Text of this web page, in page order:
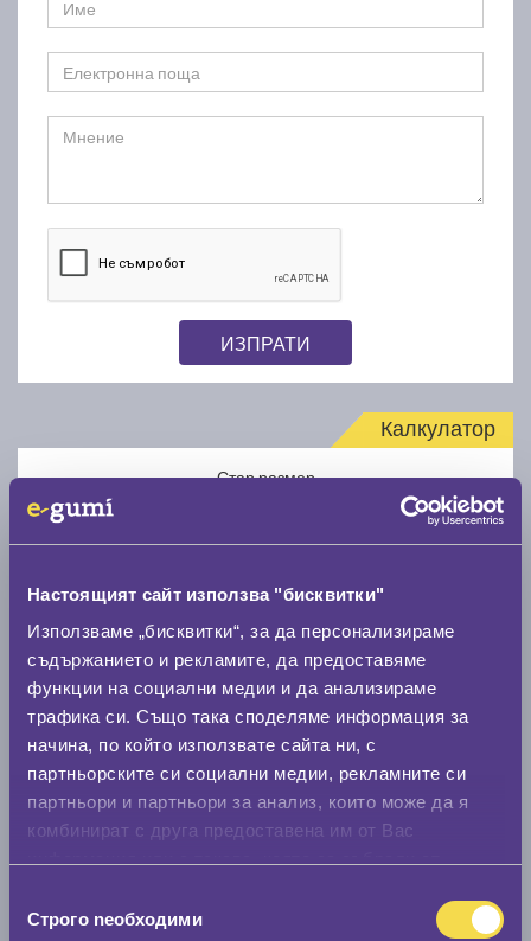
Настоящият сайт използва "бисквитки"
Използваме „бисквитки“, за да персонализираме
съдържанието и рекламите, да предоставяме
функции на социални медии и да анализираме
трафика си. Също така споделяме информация за
начина, по който използвате сайта ни, с
партньорските си социални медии, рекламните си
партньори и партньори за анализ, които може да я
комбинират с друга предоставена им от Вас
наСтрого nеобходими
ИЗПРАТИ
Калкулатор
Стар размер
Нов размер
Стар размер